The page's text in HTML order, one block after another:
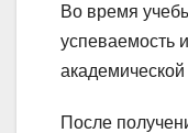
Во время
успеваемость
После